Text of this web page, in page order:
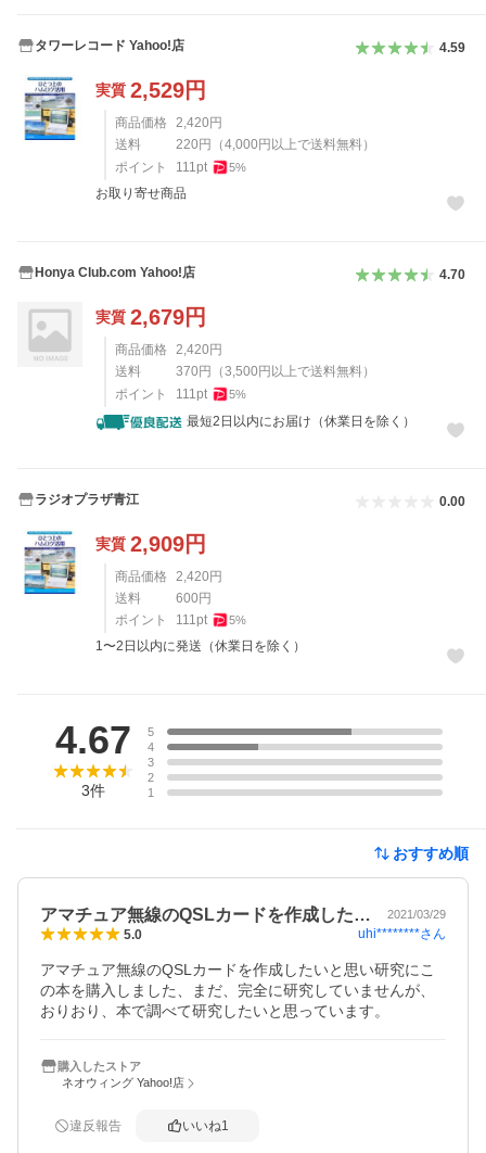
タワーレコード Yahoo!店 4.59
実質 2,529円
商品価格 2,420 円
送料
220 円 （4,000 円以上で送料無料）
ポイント
111pt 5%
お取り寄せ商品
Honya Club.com Yahoo!店 4.70
実質 2,679円
商品価格 2,420 円
送料
370 円 （3,500 円以上で送料無料）
ポイント
111pt 5%
最短2日以内にお届け（休業日を除く）
ラジオプラザ青江 0.00
実質 2,909円
商品価格 2,420 円
送料
600 円
ポイント
111pt 5%
1〜2日以内に発送（休業日を除く）
4.67
3件
5
4
3
2
1
おすすめ順
アマチュア無線のQSLカードを作成した… 2021/03/29
5.0 uhi********さん
アマチュア無線のQSLカードを作成したいと思い研究にこ
の本を購入しました、まだ、完全に研究していませんが、
おりおり、本で調べて研究したいと思っています。
購入したストア
ネオウィング Yahoo!店
違反報告 いいね1